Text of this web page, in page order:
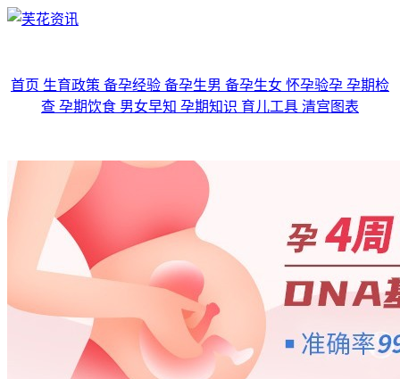
首页 生育政策 备孕经验 备孕生男 备孕生女 怀孕验孕 孕期检
查 孕期饮食 男女早知 孕期知识 育儿工具 清宫图表